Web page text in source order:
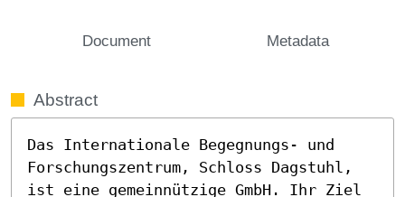
Document Metadata
Abstract
Das Internationale Begegnungs- und
Forschungszentrum, Schloss Dagstuhl,
ist eine gemeinnützige GmbH. Ihr Ziel